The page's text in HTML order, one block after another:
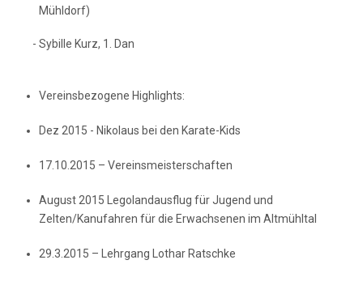
Mühldorf)
- Sybille Kurz, 1. Dan
Vereinsbezogene Highlights:
Dez 2015 - Nikolaus bei den Karate-Kids
17.10.2015 – Vereinsmeisterschaften
August 2015 Legolandausflug für Jugend und
Zelten/Kanufahren für die Erwachsenen im Altmühltal
29.3.2015 – Lehrgang Lothar Ratschke